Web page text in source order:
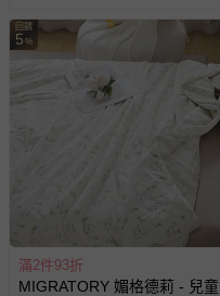
回饋
5 %
滿2件93折
MIGRATORY 媚格德莉 - 兒童